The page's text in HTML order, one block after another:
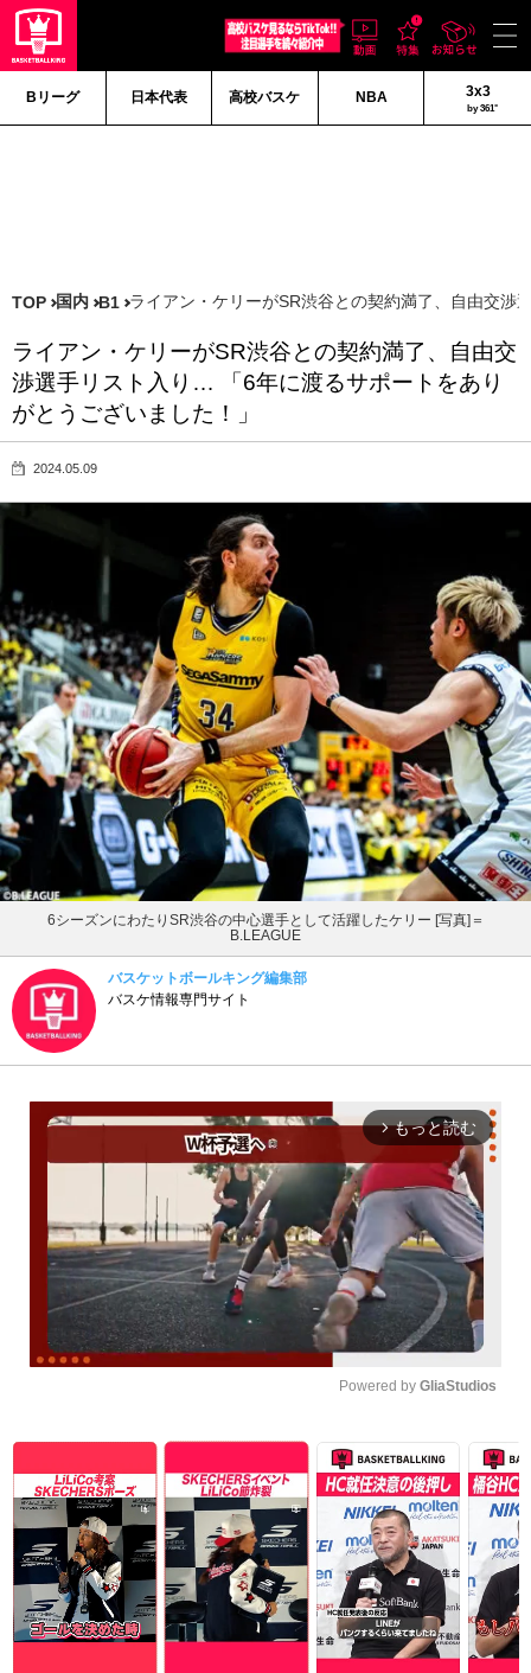
Bリーグ 日本代表 高校バスケ NBA 3x3
by 361°
TOP 国内 B1 ライアン・ケリーがSR渋谷との契約満了、自由交
ライアン・ケリーがSR渋谷との契約満了、自由交
渉選手リスト入り… 「6年に渡るサポートをあり
がとうございました！」
2024.05.09
6シーズンにわたりSR渋谷の中心選手として活躍したケリー [写真]＝
B.LEAGUE
バスケットボールキング編集部
バスケ情報専門サイト
arrow_forward_ios もっと読む
Powered by GliaStudios